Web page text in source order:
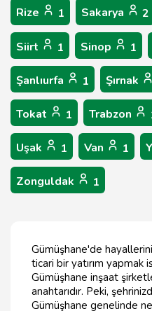
Rize 1 Sakarya 2
Siirt 1 Sinop 1
Şanlıurfa 1 Şırnak
Tokat 1 Trabzon
Uşak 1 Van 1
Zonguldak 1
Gümüşhane'de
ticari bir yatırım yapmak
Gümüşhane inşaat
anahtarıdır. Peki,
Gümüşhane genelinde